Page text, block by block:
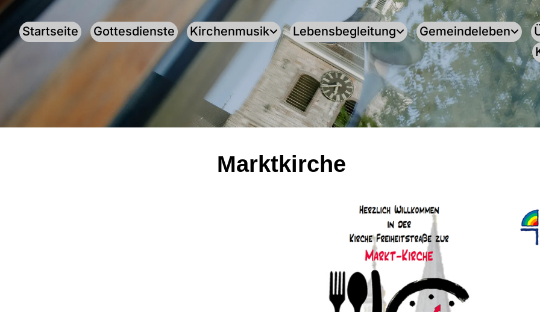
Startseite Gottesdienste Kirchenmusik Lebensbegleitung Gemeindeleben
Marktkirche